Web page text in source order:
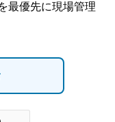
最優先に現場管理